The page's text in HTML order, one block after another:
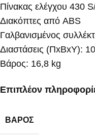
Πίνακας ελέγχου 430
Διακόπτες από ABS
Γαλβανισμένος
Διαστάσεις (ΠxΒxΥ):
Βάρος: 16,8 kg
Επιπλέον
ΒΆΡΟΣ